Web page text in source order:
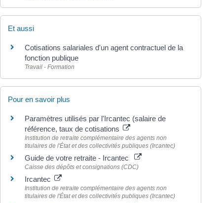
Et aussi
Cotisations salariales d'un agent contractuel de la
fonction publique
Travail - Formation
Pour en savoir plus
Paramètres utilisés par l'Ircantec (salaire de
référence, taux de cotisations
Institution de retraite complémentaire des agents non
titulaires de l'État et des collectivités publiques (Ircantec)
Guide de votre retraite - Ircantec
Caisse des dépôts et consignations (CDC)
Ircantec
Institution de retraite complémentaire des agents non
titulaires de l'État et des collectivités publiques (Ircantec)